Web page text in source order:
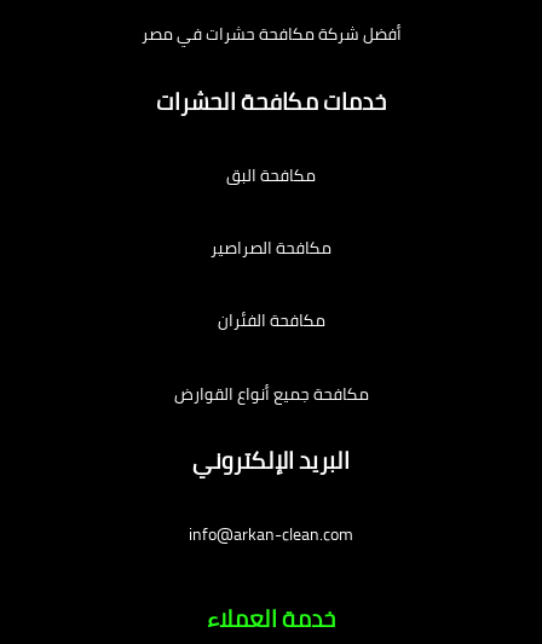
أفضل شركة مكافحة حشرات في مصر
خدمات مكافحة الحشرات
مكافحة البق
مكافحة الصراصير
مكافحة الفئران
مكافحة جميع أنواع القوارض
البريد الإلكتروني
info@arkan-clean.com
خدمة العملاء